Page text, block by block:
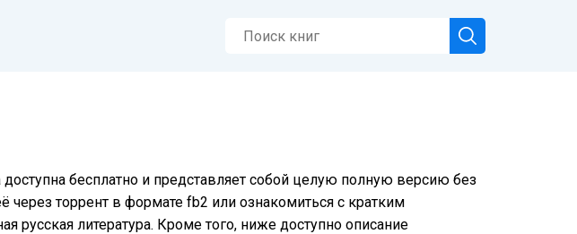
бесплатно и представляет собой целую полную версию без
через торрент в формате fb2 или ознакомиться с кратким
литература. Кроме того, ниже доступно описание